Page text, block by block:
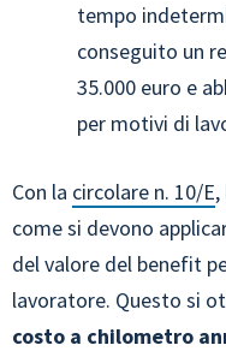
tempo
conseguito un
35.000 euro e
per motivi di
Con la circolare n. 10/E
come si devono
del valore del benefit
lavoratore. Questo si
costo a chilometro